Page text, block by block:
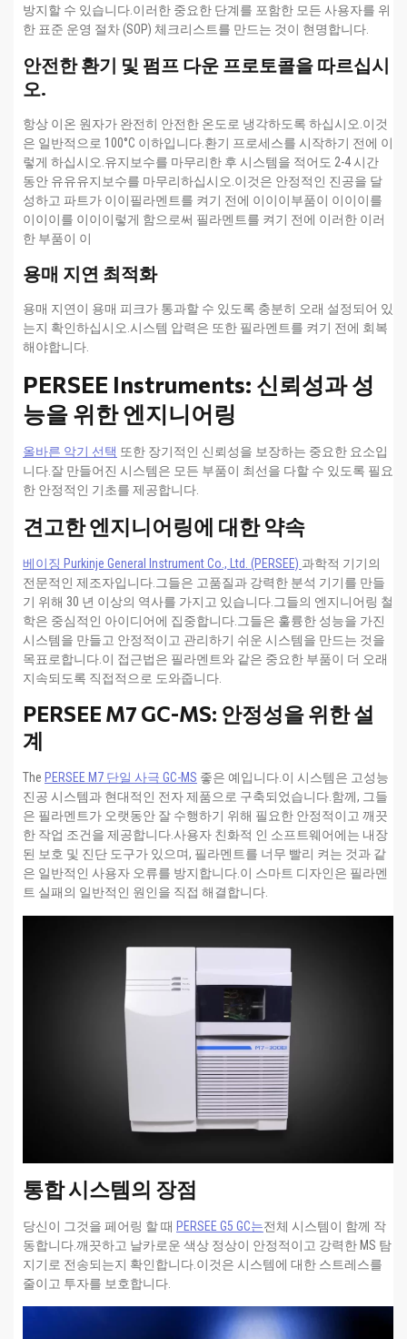
방지할 수 있습니다.이러한 중요한 단계를 포함한 모든 사용자를 위
한 표준 운영 절차 (SOP) 체크리스트를 만드는 것이 현명합니다.
안전한 환기 및 펌프 다운 프로토콜을 따르십시
오.
항상 이온 원자가 완전히 안전한 온도로 냉각하도록 하십시오.이것
은 일반적으로 100°C 이하입니다.환기 프로세스를 시작하기 전에 이
렇게 하십시오.유지보수를 마무리한 후 시스템을 적어도 2-4 시간
동안 유유유지보수를 마무리하십시오.이것은 안정적인 진공을 달
성하고 파트가 이이필라멘트를 켜기 전에 이이이부품이 이이이를
이이이를 이이이렇게 함으로써 필라멘트를 켜기 전에 이러한 이러
한 부품이 이
용매 지연 최적화
용매 지연이 용매 피크가 통과할 수 있도록 충분히 오래 설정되어 있
는지 확인하십시오.시스템 압력은 또한 필라멘트를 켜기 전에 회복
해야합니다.
PERSEE Instruments: 신뢰성과 성
능을 위한 엔지니어링
올바른 악기 선택 또한 장기적인 신뢰성을 보장하는 중요한 요소입
니다.잘 만들어진 시스템은 모든 부품이 최선을 다할 수 있도록 필요
한 안정적인 기초를 제공합니다.
견고한 엔지니어링에 대한 약속
베이징 Purkinje General Instrument Co., Ltd. (PERSEE) 과학적 기기의
전문적인 제조자입니다.그들은 고품질과 강력한 분석 기기를 만들
기 위해 30 년 이상의 역사를 가지고 있습니다.그들의 엔지니어링 철
학은 중심적인 아이디어에 집중합니다.그들은 훌륭한 성능을 가진
시스템을 만들고 안정적이고 관리하기 쉬운 시스템을 만드는 것을
목표로합니다.이 접근법은 필라멘트와 같은 중요한 부품이 더 오래
지속되도록 직접적으로 도와줍니다.
PERSEE M7 GC-MS: 안정성을 위한 설
계
The PERSEE M7 단일 사극 GC-MS 좋은 예입니다.이 시스템은 고성능
진공 시스템과 현대적인 전자 제품으로 구축되었습니다.함께, 그들
은 필라멘트가 오랫동안 잘 수행하기 위해 필요한 안정적이고 깨끗
한 작업 조건을 제공합니다.사용자 친화적 인 소프트웨어에는 내장
된 보호 및 진단 도구가 있으며, 필라멘트를 너무 빨리 켜는 것과 같
은 일반적인 사용자 오류를 방지합니다.이 스마트 디자인은 필라멘
트 실패의 일반적인 원인을 직접 해결합니다.
통합 시스템의 장점
당신이 그것을 페어링 할 때 PERSEE G5 GC는전체 시스템이 함께 작
동합니다.깨끗하고 날카로운 색상 정상이 안정적이고 강력한 MS 탐
지기로 전송되는지 확인합니다.이것은 시스템에 대한 스트레스를
줄이고 투자를 보호합니다.